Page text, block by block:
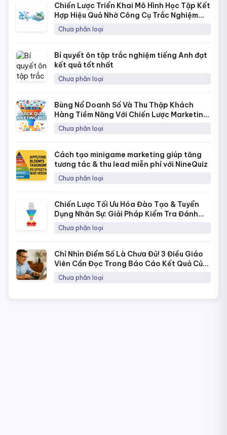
Chiến Lược Triển Khai Mô Hình Học Tập Kết
Hợp Hiệu Quả Nhờ Công Cụ Trắc Nghiệm
Online
Chưa phân loại
Bí quyết ôn tập trắc nghiệm tiếng Anh đạt
kết quả tốt nhất
Chưa phân loại
Bùng Nổ Doanh Số Và Thu Thập Khách
Hàng Tiềm Năng Với Chiến Lược Marketing
Bằng Quick Quiz
Chưa phân loại
Cách tạo minigame marketing giúp tăng
tương tác & thu lead miễn phí với NineQuiz
Chưa phân loại
Chiến Lược Tối Ưu Hóa Đào Tạo & Tuyển
Dụng Nhân Sự: Giải Pháp Kiểm Tra Đánh
Giá Năng Lực Thời 4.0
Chưa phân loại
Chỉ Nhìn Điểm Số Là Chưa Đủ! 3 Điều Giáo
Viên Cần Đọc Trong Báo Cáo Kết Quả Của
NineQuiz Để Hiểu Học Sinh Hơn
Chưa phân loại